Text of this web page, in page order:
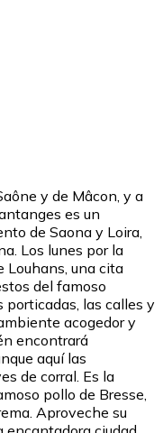
y de Mâcon, y a
es un
de Saona y Loira,
Los lunes por la
Louhans, una cita
del famoso
porticadas, las calles y
acogedor y
encontrará
aquí las
de corral. Es la
pollo de Bresse,
Aproveche su